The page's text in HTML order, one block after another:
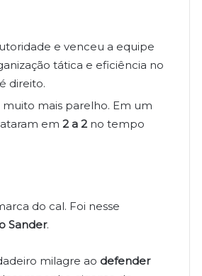
e venceu a equipe
tática e eficiência no
direito.
muito mais parelho. Em um
em 2 a 2 no tempo
do cal. Foi nesse
Sander.
milagre ao defender